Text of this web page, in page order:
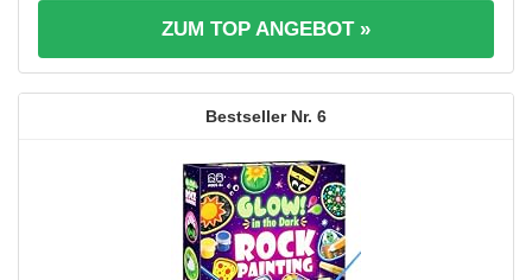
ZUM TOP ANGEBOT »
6